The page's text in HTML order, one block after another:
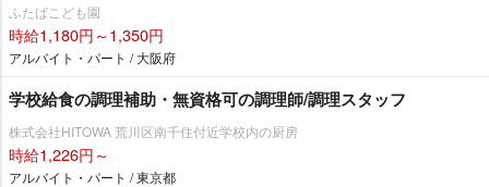
ふたばこども園
時給1,180円～1,350円
アルバイト・パート / 大阪府
学校給食の調理補助・無資格可の調理師/調理スタッフ
株式会社HITOWA 荒川区南千住付近学校内の厨房
時給1,226円～
アルバイト・パート / 東京都